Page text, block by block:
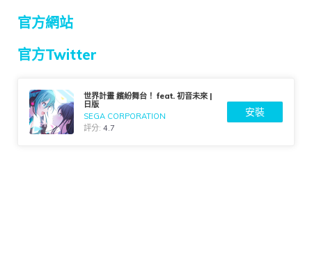
官方網站
官方Twitter
世界計畫 繽紛舞台！ feat. 初音未來 |
日版
SEGA CORPORATION
評分:4.7
安裝